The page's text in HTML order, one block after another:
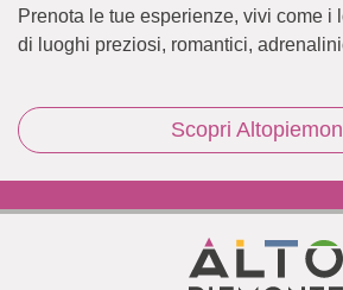
Prenota le tue esperienze, vivi come i
di luoghi preziosi, romantici,
Scopri